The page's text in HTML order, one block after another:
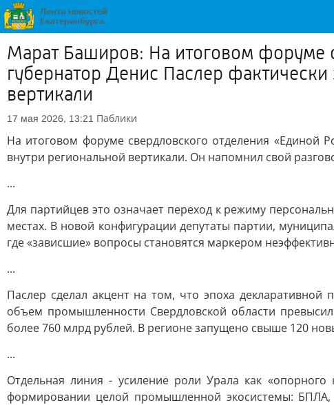
Марат Баширов: На итоговом форуме
губернатор Денис Паслер
вертикали
17 мая 2026, 13:21 Паблики
На итоговом форуме свердловского отделения «Единой
внутри региональной вертикали. Он напомнил свой
...
Для партийцев это означает переход к режиму
местах. В новой конфигурации депутаты партии,
где «зависшие» вопросы становятся маркером
...
Паслер сделал акцент на том, что эпоха декларативной
объем промышленности Свердловской области
более 760 млрд рублей. В регионе запущено свыше 120
...
Отдельная линия - усиление роли Урала как
формировании целой промышленной экосистемы: БПЛА,